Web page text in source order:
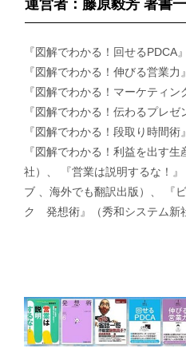
運営者：藤原毅芳 著書
『図解でわかる！回せるPDCA
『図解でわかる！伸びる営業力
『図解でわかる！マーケティン
『図解でわかる！伝わるプレゼ
『図解でわかる！段取り時間術
『図解でわかる！利益を出す
社）、 『営業は説明するな！
ブ 、海外でも翻訳出版）、 『
ク 発想術』（秀和システム新